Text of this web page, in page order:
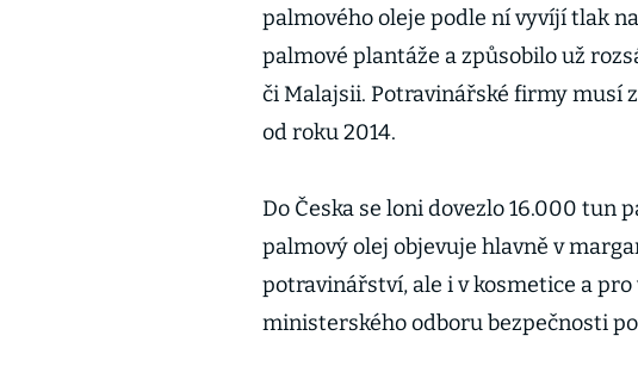
palmového oleje podle ní vyvíjí tlak
palmové plantáže a způsobilo už
či Malajsii. Potravinářské firmy musí
od roku 2014.
Do Česka se loni dovezlo 16.000 tun
palmový olej objevuje hlavně v
potravinářství, ale i v kosmetice a
ministerského odboru bezpečnosti